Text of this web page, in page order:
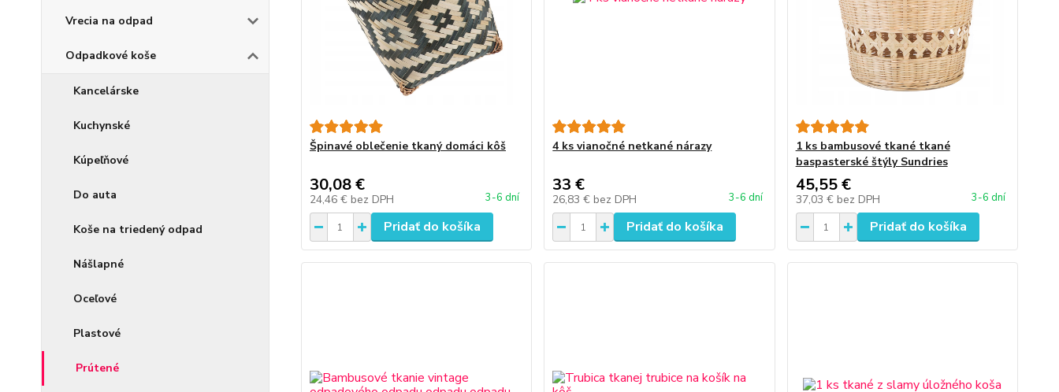
Vrecia na odpad
Odpadkové koše
Kancelárske
Kuchynské
Kúpeľňové
Do auta
Koše na triedený odpad
Nášlapné
Oceľové
Plastové
Prútené
Špinavé oblečenie tkaný domáci kôš
30,08 €
24,46 € bez DPH 3-6 dní
Pridať do košíka
4 ks vianočné netkané nárazy
33 €
26,83 € bez DPH 3-6 dní
Pridať do košíka
1 ks bambusové tkané tkané
baspasterské štýly Sundries
45,55 €
37,03 € bez DPH 3-6 dní
Pridať do košíka